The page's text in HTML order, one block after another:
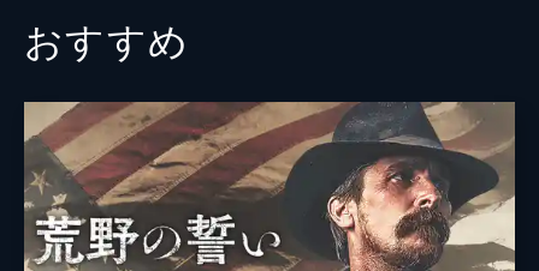
監督 ヴィンセント・ドノフリオ
脚本 アンドリュー・ラナム
音楽 レイサム・ゲインズ
シェルビー・ゲインズ
おすすめ